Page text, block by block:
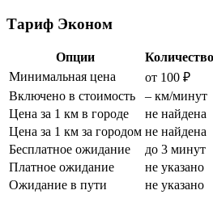
Тариф Эконом
Опции
Количество
Минимальная цена
от 100 ₽
Включено в стоимость
– км/минут
Цена за 1 км в городе
не найдена
Цена за 1 км за городом не найдена
Бесплатное ожидание
до 3 минут
Платное ожидание
не указано
Ожидание в пути
не указано